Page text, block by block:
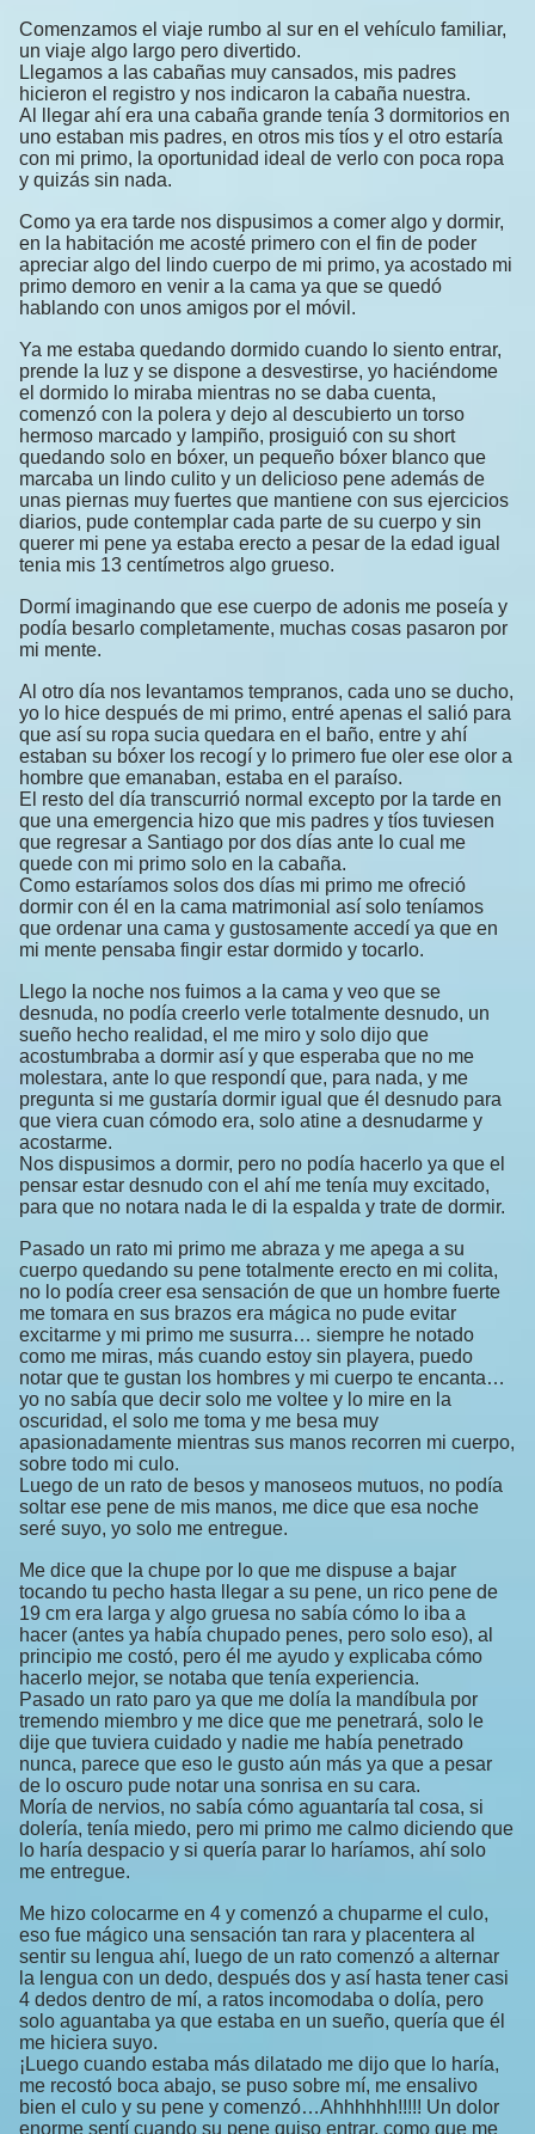
Comenzamos el viaje rumbo al sur en el vehículo familiar,
un viaje algo largo pero divertido.
Llegamos a las cabañas muy cansados, mis padres
hicieron el registro y nos indicaron la cabaña nuestra.
Al llegar ahí era una cabaña grande tenía 3 dormitorios en
uno estaban mis padres, en otros mis tíos y el otro estaría
con mi primo, la oportunidad ideal de verlo con poca ropa
y quizás sin nada.
Como ya era tarde nos dispusimos a comer algo y dormir,
en la habitación me acosté primero con el fin de poder
apreciar algo del lindo cuerpo de mi primo, ya acostado mi
primo demoro en venir a la cama ya que se quedó
hablando con unos amigos por el móvil.
Ya me estaba quedando dormido cuando lo siento entrar,
prende la luz y se dispone a desvestirse, yo haciéndome
el dormido lo miraba mientras no se daba cuenta,
comenzó con la polera y dejo al descubierto un torso
hermoso marcado y lampiño, prosiguió con su short
quedando solo en bóxer, un pequeño bóxer blanco que
marcaba un lindo culito y un delicioso pene además de
unas piernas muy fuertes que mantiene con sus ejercicios
diarios, pude contemplar cada parte de su cuerpo y sin
querer mi pene ya estaba erecto a pesar de la edad igual
tenia mis 13 centímetros algo grueso.
Dormí imaginando que ese cuerpo de adonis me poseía y
podía besarlo completamente, muchas cosas pasaron por
mi mente.
Al otro día nos levantamos tempranos, cada uno se ducho,
yo lo hice después de mi primo, entré apenas el salió para
que así su ropa sucia quedara en el baño, entre y ahí
estaban su bóxer los recogí y lo primero fue oler ese olor a
hombre que emanaban, estaba en el paraíso.
El resto del día transcurrió normal excepto por la tarde en
que una emergencia hizo que mis padres y tíos tuviesen
que regresar a Santiago por dos días ante lo cual me
quede con mi primo solo en la cabaña.
Como estaríamos solos dos días mi primo me ofreció
dormir con él en la cama matrimonial así solo teníamos
que ordenar una cama y gustosamente accedí ya que en
mi mente pensaba fingir estar dormido y tocarlo.
Llego la noche nos fuimos a la cama y veo que se
desnuda, no podía creerlo verle totalmente desnudo, un
sueño hecho realidad, el me miro y solo dijo que
acostumbraba a dormir así y que esperaba que no me
molestara, ante lo que respondí que, para nada, y me
pregunta si me gustaría dormir igual que él desnudo para
que viera cuan cómodo era, solo atine a desnudarme y
acostarme.
Nos dispusimos a dormir, pero no podía hacerlo ya que el
pensar estar desnudo con el ahí me tenía muy excitado,
para que no notara nada le di la espalda y trate de dormir.
Pasado un rato mi primo me abraza y me apega a su
cuerpo quedando su pene totalmente erecto en mi colita,
no lo podía creer esa sensación de que un hombre fuerte
me tomara en sus brazos era mágica no pude evitar
excitarme y mi primo me susurra… siempre he notado
como me miras, más cuando estoy sin playera, puedo
notar que te gustan los hombres y mi cuerpo te encanta…
yo no sabía que decir solo me voltee y lo mire en la
oscuridad, el solo me toma y me besa muy
apasionadamente mientras sus manos recorren mi cuerpo,
sobre todo mi culo.
Luego de un rato de besos y manoseos mutuos, no podía
soltar ese pene de mis manos, me dice que esa noche
seré suyo, yo solo me entregue.
Me dice que la chupe por lo que me dispuse a bajar
tocando tu pecho hasta llegar a su pene, un rico pene de
19 cm era larga y algo gruesa no sabía cómo lo iba a
hacer (antes ya había chupado penes, pero solo eso), al
principio me costó, pero él me ayudo y explicaba cómo
hacerlo mejor, se notaba que tenía experiencia.
Pasado un rato paro ya que me dolía la mandíbula por
tremendo miembro y me dice que me penetrará, solo le
dije que tuviera cuidado y nadie me había penetrado
nunca, parece que eso le gusto aún más ya que a pesar
de lo oscuro pude notar una sonrisa en su cara.
Moría de nervios, no sabía cómo aguantaría tal cosa, si
dolería, tenía miedo, pero mi primo me calmo diciendo que
lo haría despacio y si quería parar lo haríamos, ahí solo
me entregue.
Me hizo colocarme en 4 y comenzó a chuparme el culo,
eso fue mágico una sensación tan rara y placentera al
sentir su lengua ahí, luego de un rato comenzó a alternar
la lengua con un dedo, después dos y así hasta tener casi
4 dedos dentro de mí, a ratos incomodaba o dolía, pero
solo aguantaba ya que estaba en un sueño, quería que él
me hiciera suyo.
¡Luego cuando estaba más dilatado me dijo que lo haría,
me recostó boca abajo, se puso sobre mí, me ensalivo
bien el culo y su pene y comenzó…Ahhhhhh!!!!! Un dolor
enorme sentí cuando su pene quiso entrar, como que me